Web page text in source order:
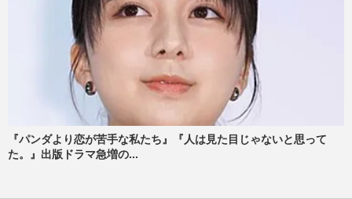
『パンダより恋が苦手な私たち』『人は見た目じゃないと思って
た。』出版ドラマ急増の...